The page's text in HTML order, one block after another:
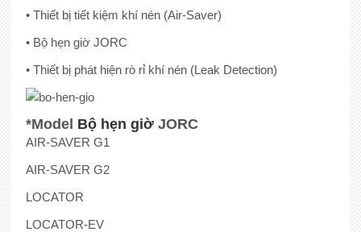
• Thiết bị tiết kiệm khí nén (Air-Saver)
• Bộ hẹn giờ JORC
• Thiết bị phát hiện rò rỉ khí nén (Leak Detection)
*Model Bộ hẹn giờJORC
AIR-SAVER G1
AIR-SAVER G2
LOCATOR
LOCATOR-EV